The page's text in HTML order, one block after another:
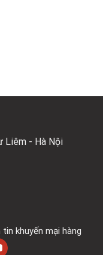
Liêm - Hà Nội
khuyến mại hàng